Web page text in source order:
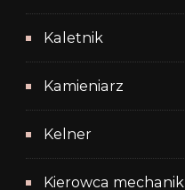
Kaletnik
Kamieniarz
Kelner
Kierowca mechanik